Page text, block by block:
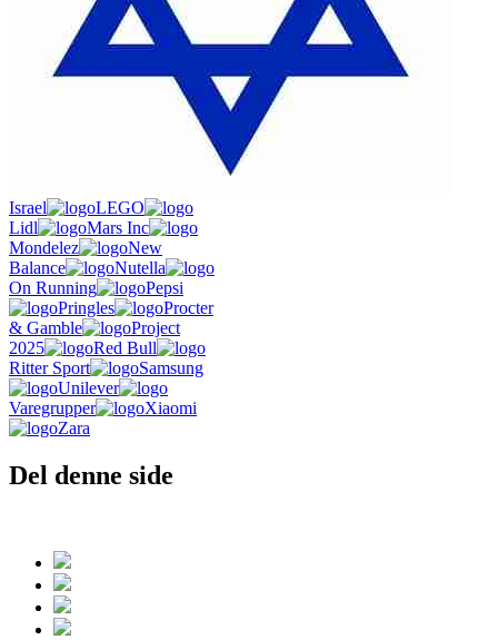
Israel
LEGO
Lidl
Mars Inc
Mondelez
New
Balance
Nutella
On Running
Pepsi
Pringles
Procter
& Gamble
Project
2025
Red Bull
Ritter Sport
Samsung
Unilever
Varegrupper
Xiaomi
Zara
Del denne side